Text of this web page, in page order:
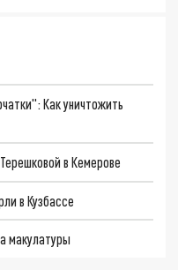
Как уничтожить
в Кемерове
в Кузбассе
макулатуры